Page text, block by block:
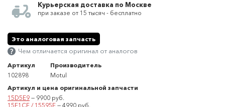
Курьерская доставка по Москве
при заказе от 15 тысяч - бесплатно
Это аналоговая запчасть
Чем отличается оригинал от аналогов
Артикул
102898
Производитель
Motul
Артикул и цена оригинальной запчасти
15D5E9 — 9900 руб.
15F1CF / 15595E — 4990 руб.